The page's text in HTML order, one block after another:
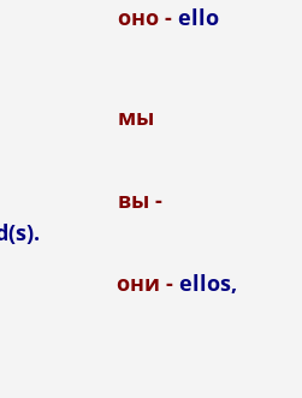
- ello
-
они - ellos,